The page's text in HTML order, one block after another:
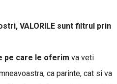
VALORILE sunt filtrul prin
pe care le oferim va veti
ca parinte, cat si va